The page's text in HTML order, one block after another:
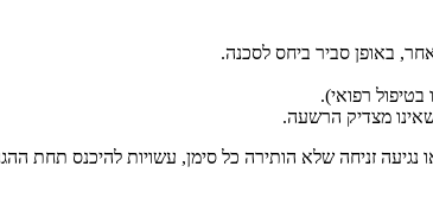
רפואי).
זניחה שלא הותירה כל סימן, עשויות להיכנס תחת